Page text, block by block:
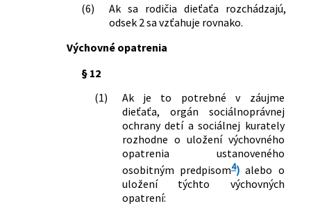
(6)
Ak sa rodičia dieťaťa rozchádzajú,
odsek 2 sa vzťahuje rovnako.
Výchovné opatrenia
§ 12
(1)
Ak je to potrebné v záujme
dieťaťa, orgán sociálnoprávnej
ochrany detí a sociálnej kurately
rozhodne o uložení výchovného
opatrenia ustanoveného
osobitným predpisom4) alebo o
uložení týchto výchovných
opatrení: